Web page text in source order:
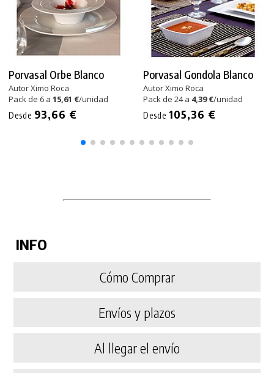
Porvasal Orbe Blanco
Autor Ximo Roca
Pack de 6 a 15,61 €/unidad
Desde 93,66 €
Porvasal Gondola Blanco
Autor Ximo Roca
Pack de 24 a 4,39 €/unidad
Desde 105,36 €
INFO
Cómo Comprar
Envíos y plazos
Al llegar el envío